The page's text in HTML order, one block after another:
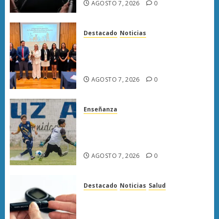
AGOSTO 7, 2026 0
Destacado Noticias
AGOSTO 7, 2026 0
Enseñanza
AGOSTO 7, 2026 0
Destacado Noticias Salud